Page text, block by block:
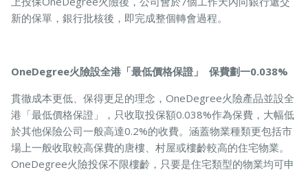
新的保單，銀行批核後，即完成整個轉會過程。
OneDegree火險設全港「最低價格保證」 保費劃一0.038%
貫徹成本更低、保得更足的理念，OneDegree火險產品並設全
港「最低價格保證」，只收取投保額0.038%作為保費，大幅低
於其他保險公司一般高達0.2%的收費。涵蓋物業種類更包括市
場上一般收取較高保費的唐樓、村屋或樓齡較高的住宅物業。
OneDegree火險投保不限樓齡，只要是住宅類型的物業均可申